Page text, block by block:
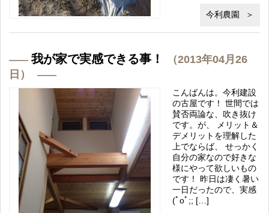
今利農園
我が家で実感できる事！
（2013年04月26
日）
こんばんは。今利建設
の古屋です！ 世間では
賛否両論な、吹き抜け
です。が、 メリット＆
デメリットを理解した
上でならば、 せっかく
自分の家なので好きな
様にやって欲しいもの
です！ 昨日は凄く暑い
一日だったので、実感
(ﾟoﾟ;; […]